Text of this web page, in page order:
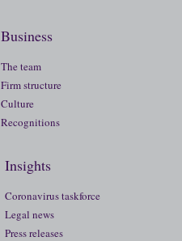
Business
The team
Firm structure
Culture
Recognitions
Insights
Coronavirus taskforce
Legal news
Press releases